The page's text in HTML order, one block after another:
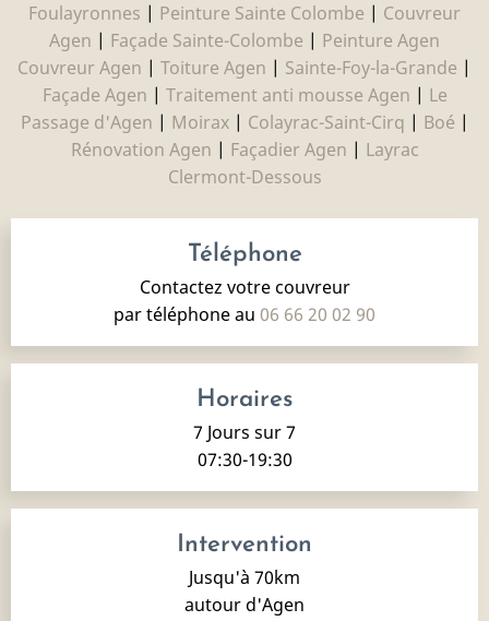
Foulayronnes | Peinture Sainte Colombe | Couvreur
Agen | Façade Sainte-Colombe | Peinture Agen
Couvreur Agen | Toiture Agen | Sainte-Foy-la-Grande |
Façade Agen | Traitement anti mousse Agen | Le
Passage d'Agen | Moirax| Colayrac-Saint-Cirq | Boé |
Rénovation Agen | Façadier Agen | Layrac
Clermont-Dessous
Téléphone
Contactez votre couvreur
par téléphone au 06 66 20 02 90
Horaires
7 Jours sur 7
07:30-19:30
Intervention
Jusqu'à 70km
autour d'Agen